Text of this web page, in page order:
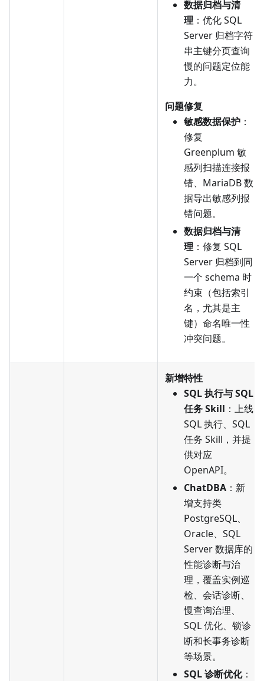
数据归档与清
理 ：优化 SQL
Server 归档字符
串主键分页查询
慢的问题定位能
力。
问题修复
敏感数据保护 ：
修复
Greenplum 敏
感列扫描连接报
错、MariaDB 数
据导出敏感列报
错问题。
数据归档与清
理 ：修复 SQL
Server 归档到同
一个 schema 时
约束（包括索引
名，尤其是主
键）命名唯一性
冲突问题。
新增特性
SQL 执行与 SQL
任务 Skill ：上线
SQL 执行、SQL
任务 Skill，并提
供对应
OpenAPI。
ChatDBA ：新
增支持类
PostgreSQL、
Oracle、SQL
Server 数据库的
性能诊断与治
理，覆盖实例巡
检、会话诊断、
慢查询治理、
SQL 优化、锁诊
断和长事务诊断
等场景。
SQL 诊断优化：